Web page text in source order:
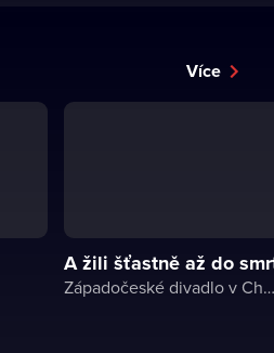
Více
A žili šťastně až do
Západočeské divadlo v Chebu